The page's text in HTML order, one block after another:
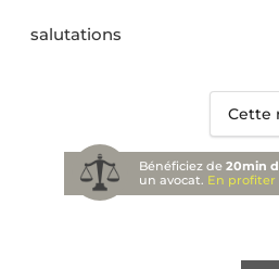
salutations
Cette
Bénéficiez de20min
un avocat. En profiter